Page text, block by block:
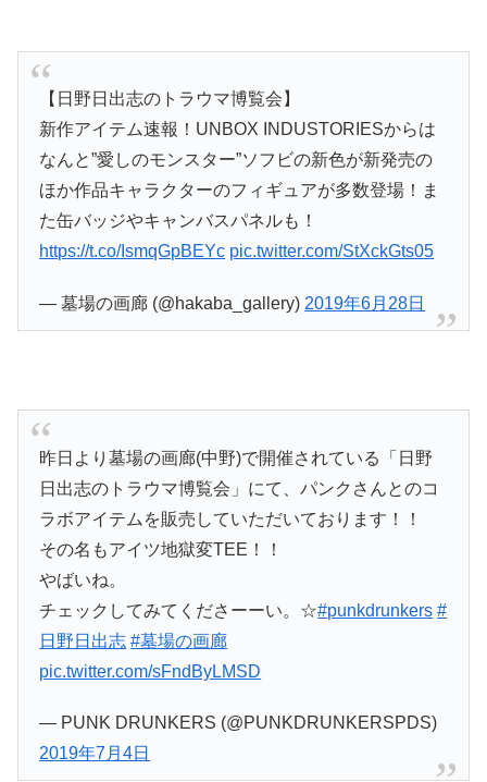
【日野日出志のトラウマ博覧会】
新作アイテム速報！UNBOX INDUSTORIESからは
なんと”愛しのモンスター”ソフビの新色が新発売の
ほか作品キャラクターのフィギュアが多数登場！ま
た缶バッジやキャンバスパネルも！
https://t.co/IsmqGpBEYc pic.twitter.com/StXckGts05
— 墓場の画廊 (@hakaba_gallery) 2019年6月28日
昨日より墓場の画廊(中野)で開催されている「日野
日出志のトラウマ博覧会」にて、パンクさんとのコ
ラボアイテムを販売していただいております！！
その名もアイツ地獄変TEE！！
やばいね。
チェックしてみてくださーーい。☆#punkdrunkers #
日野日出志 #墓場の画廊
pic.twitter.com/sFndByLMSD
— PUNK DRUNKERS (@PUNKDRUNKERSPDS)
2019年7月4日